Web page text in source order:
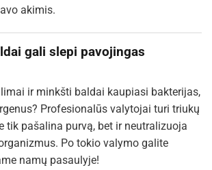
akimis.
gali slepi pavojingas
ir minkšti baldai kaupiasi bakterijas,
Profesionalūs valytojai turi triukų
tik pašalina purvą, bet ir neutralizuoja
Po tokio valymo galite
namų pasaulyje!